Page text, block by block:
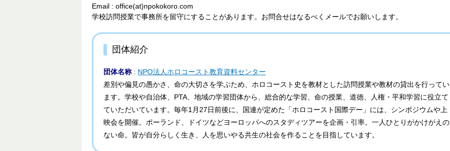
Email : office(at)npokokoro.com
学校訪問授業で事務所を留守にすることがあります。お問合せはなるべくメールでお願いします。
団体紹介
団体名称 : NPO法人ホロコースト教育資料センター
差別や偏見の愚かさ、命の大切さを学ぶため、ホロコースト史を教材とした訪問授業や教材の貸出を行ってい
ます。学校や自治体、PTA、地域の学習団体から、総合的な学習、命の授業、道徳、人権・平和学習に役立て
ていただいています。毎年1月27日前後に、国連が定めた「ホロコースト国際デー」には、シンポジウムや上
映会を開催。ポーランド、ドイツなどヨーロッパへのスタディツアーを企画・引率。一人ひとりがかけがえの
ない命。皆が自分らしく生き、人を思いやる共生の社会を作ることを目指しています。